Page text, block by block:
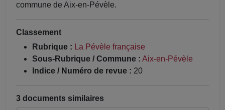
commune de Aix-en-Pévèle.
Classement
Rubrique : La Pévèle française
Sous-Rubrique / Commune : Aix-en-Pévèle
Indice / Numéro de revue : 20
3 documents similaires